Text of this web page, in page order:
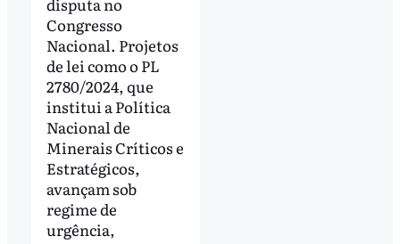
Congresso
Nacional. Projetos
de lei como o PL
2780/2024, que
institui a Política
Nacional de
Minerais Críticos e
Estratégicos,
avançam sob
regime de
urgência,